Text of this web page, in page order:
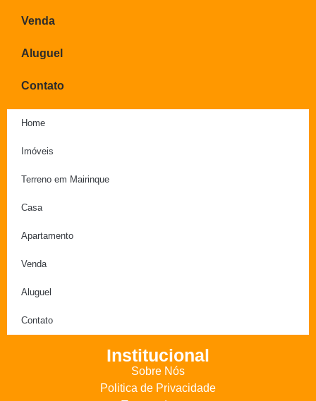
Venda
Aluguel
Contato
Home
Imóveis
Terreno em Mairinque
Casa
Apartamento
Venda
Aluguel
Contato
Institucional
Sobre Nós
Politica de Privacidade